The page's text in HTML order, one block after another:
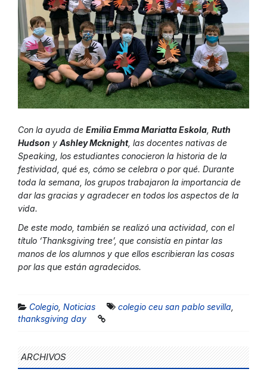
Con la ayuda de Emilia Emma Mariatta Eskola Ruth
Hudson y Ashley Mcknight, las docentes nativas de
Speaking, los estudiantes conocieron la historia de la
festividad, qué es, cómo se celebra o por qué. Durante
toda la semana, los grupos trabajaron la importancia de
dar las gracias y agradecer en todos los aspectos de la
vida.
De este modo, también se realizó una actividad, con el
título ‘Thanksgiving tree’, que consistía en pintar las
manos de los alumnos y que ellos escribieran las cosas
por las que están agradecidos.
Colegio Noticias colegio ceu san pablo sevilla
thanksgiving day
ARCHIVOS